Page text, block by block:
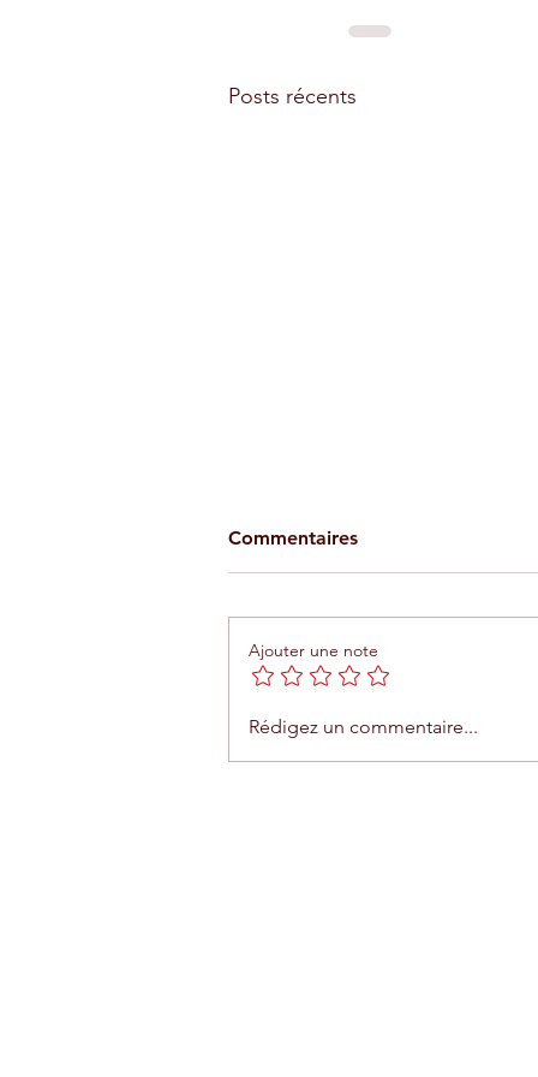
Posts récents
Agadir : le Trambus entrera
en fonction le 19 avril 2026
Commentaires
Ajouter une note
Rédigez un commentaire...